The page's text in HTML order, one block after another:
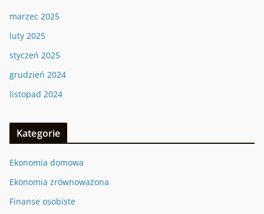
marzec 2025
luty 2025
styczeń 2025
grudzień 2024
listopad 2024
Kategorie
Ekonomia domowa
Ekonomia zrównoważona
Finanse osobiste